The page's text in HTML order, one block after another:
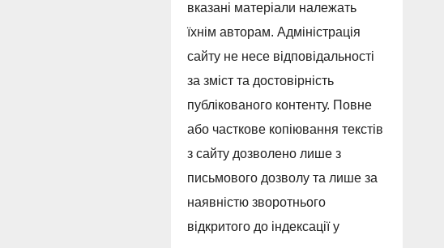
вказані матеріали належать
їхнім авторам. Адміністрація
сайту не несе відповідальності
за зміст та достовірність
публікованого контенту. Повне
або часткове копіювання текстів
з сайту дозволено лише з
письмового дозволу та лише за
наявністю зворотнього
відкритого до індексації у